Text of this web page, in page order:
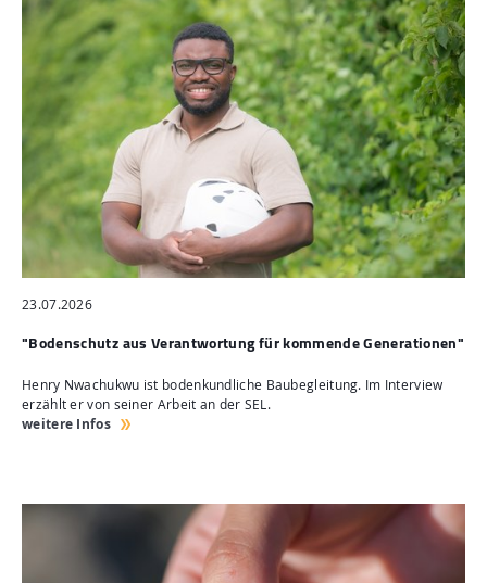
23.07.2026
"Bodenschutz aus Verantwortung für kommende Generationen"
Henry Nwachukwu ist bodenkundliche Baubegleitung. Im Interview
erzählt er von seiner Arbeit an der SEL.
weitere Infos